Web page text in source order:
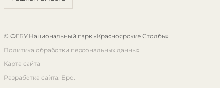
© ФГБУ Национальный парк «Красноярские Столбы»
Политика обработки персональных данных
Карта сайта
Разработка сайта: Бро.